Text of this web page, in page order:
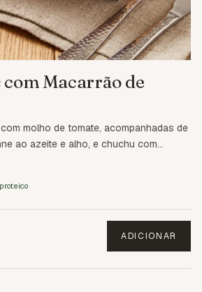
Macarrão de
molho de tomate, acompanhadas de
ao azeite e alho, e chuchu com
ADICIONAR